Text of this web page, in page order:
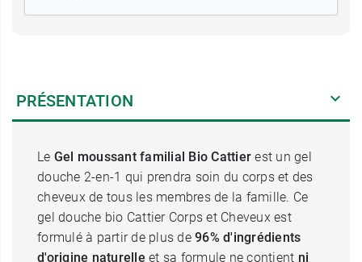
PRÉSENTATION
Le Gel moussant familial Bio Cattier est un gel
douche 2-en-1 qui prendra soin du corps et des
cheveux de tous les membres de la famille. Ce
gel douche bio Cattier Corps et Cheveux est
formulé à partir de plus de 96% d'ingrédients
d'origine naturelle et sa formule ne contient ni